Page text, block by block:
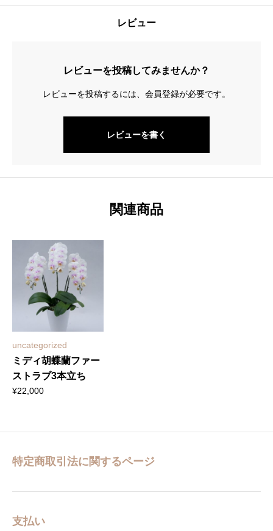
グ
立
レビュー
レビューを投稿してみませんか？
レビューを投稿するには、会員登録が必要です。
レビューを書く
関連商品
uncategorized
ミディ胡蝶蘭ファー
ストラブ3本立ち
¥22,000
特定商取引法に関するページ
支払い